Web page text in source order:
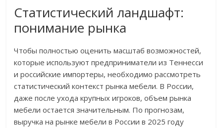
Статистический ландшафт:
понимание рынка
Чтобы полностью оценить масштаб возможностей,
которые используют предприниматели из Теннесси
и российские импортеры, необходимо рассмотреть
статистический контекст рынка мебели. В России,
даже после ухода крупных игроков, объем рынка
мебели остается значительным. По прогнозам,
выручка на рынке мебели в России в 2025 году